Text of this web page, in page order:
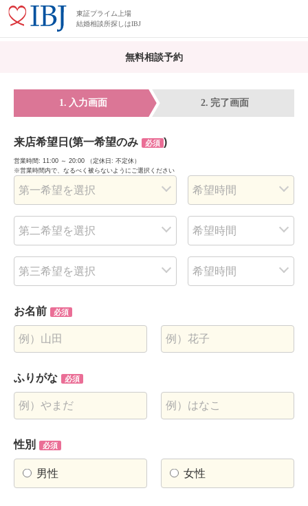
東証プライム上場
結婚相談所探しはIBJ
無料相談予約
入力画面 完了画面
来店希望日 (第一希望のみ 必須 )
営業時間: 11:00 ～ 20:00 （定休日: 不定休）
※営業時間内で、なるべく被らないようにご選択ください
お名前 必須
ふりがな 必須
性別 必須
男性 女性